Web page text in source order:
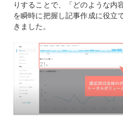
りすることで、「どのような内
を瞬時に把握し記事作成に役立
きました。